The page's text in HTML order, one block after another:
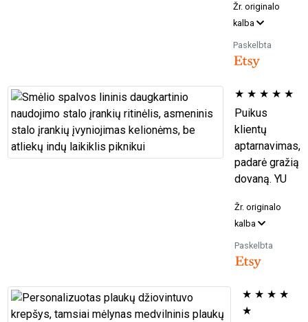
Žr. originalo
kalba
Paskelbta
★ ★ ★ ★ ★
Puikus
klientų
aptarnavimas,
padarė gražią
dovaną. YU
Žr. originalo
kalba
Paskelbta
★ ★ ★ ★
★